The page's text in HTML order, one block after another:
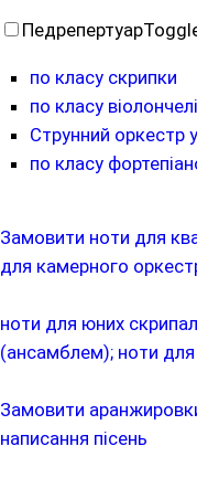
Педрепертуар
по класу скрипки
по класу віолончелі
Струнний
по класу
Замовити ноти для
для камерного
ноти для юних
(ансамблем); ноти для
Замовити
написання пісень